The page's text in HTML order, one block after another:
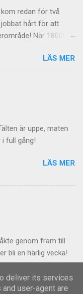
redan för två
hårt för att
När 18000
här behövs det
för att allt skall
LÄS MER
är uppe, maten
full gång!
LÄS MER
genom fram till
bli en härlig vecka!
LÄS MER
deliver its services
user-agent are